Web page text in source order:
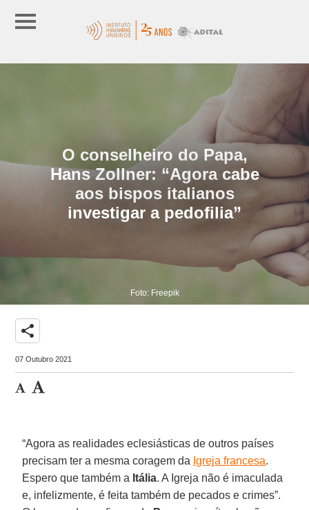
O conselheiro do Papa,
Hans Zollner: “Agora cabe
aos bispos italianos
investigar a pedofilia”
Foto: Freepik
share
07 Outubro 2021
“Agora as realidades eclesiásticas de outros países
precisam ter a mesma coragem da Igreja francesa.
Espero que também a Itália. A Igreja não é imaculada
e, infelizmente, é feita também de pecados e crimes”.